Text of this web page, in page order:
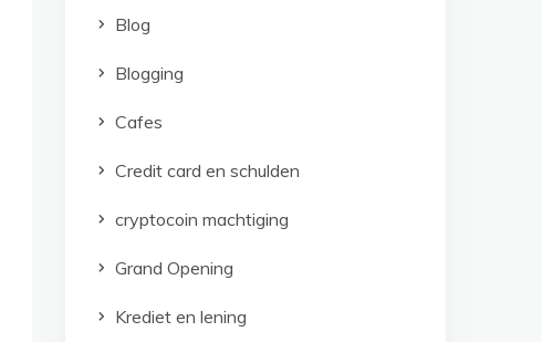
Blog
Blogging
Cafes
Credit card en schulden
cryptocoin machtiging
Grand Opening
Krediet en lening